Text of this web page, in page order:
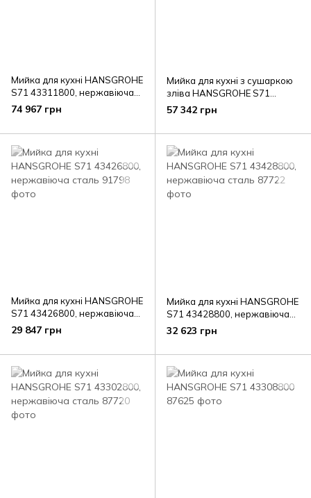
Мийка для кухні HANSGROHE
S71 43311800, нержавіюча
сталь
74 967 грн
Мийка для кухні з сушаркою
зліва HANSGROHE S71
43307800, нержавіюча сталь
57 342 грн
Мийка для кухні HANSGROHE
S71 43426800, нержавіюча
сталь
29 847 грн
Мийка для кухні HANSGROHE
S71 43428800, нержавіюча
сталь
32 623 грн